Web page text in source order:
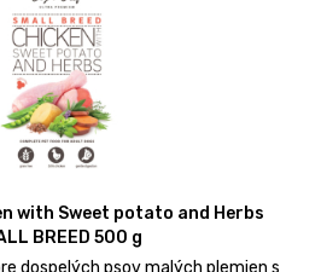
with Sweet potato and Herbs
BREED 500 g
dospelých psov malých plemien s